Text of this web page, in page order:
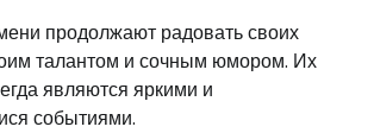
продолжают радовать своих
талантом и сочным юмором. Их
являются яркими и
событиями.